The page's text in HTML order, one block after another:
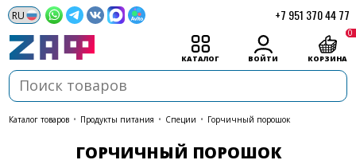
+7 951 370 44 77
КАТАЛОГ ВОЙТИ КОРЗИНА
0
каталог товаров • Продукты питания • Специи • Горчичный порошок
ГОРЧИЧНЫЙ ПОРОШОК